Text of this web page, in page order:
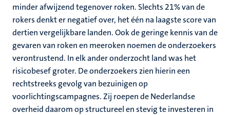
minder afwijzend tegenover roken. Slechts 21% van de
rokers denkt er negatief over, het één na laagste score van
dertien vergelijkbare landen. Ook de geringe kennis van de
gevaren van roken en meeroken noemen de onderzoekers
verontrustend. In elk ander onderzocht land was het
risicobesef groter. De onderzoekers zien hierin een
rechtstreeks gevolg van bezuinigen op
voorlichtingscampagnes. Zij roepen de Nederlandse
overheid daarom op structureel en stevig te investeren in